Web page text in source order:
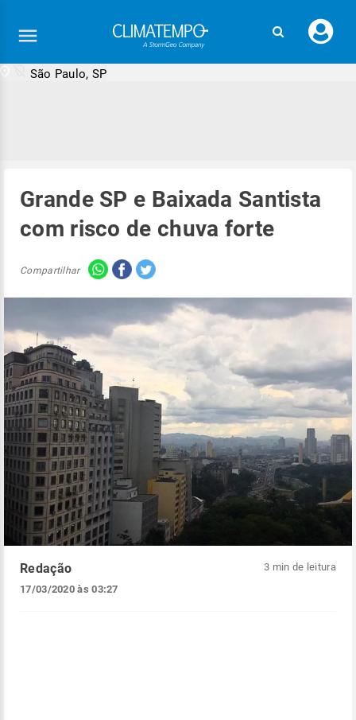
seu
São Paulo, SP
Grande SP e Baixada Santista
com risco de chuva forte
Compartilhar
Redação
17/03/2020 às 03:27
3 min de leitura